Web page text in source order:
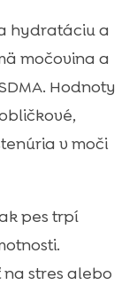
hydratáciu a
močovina a
Hodnoty
v moči
pes trpí
stres alebo